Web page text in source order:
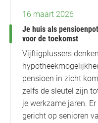
16 maart 2026
Je huis als
voor de toekomst
Vijftigplussers
pensioen in zicht
zelfs de sleutel zijn
je werkzame jaren.
gericht op senioren